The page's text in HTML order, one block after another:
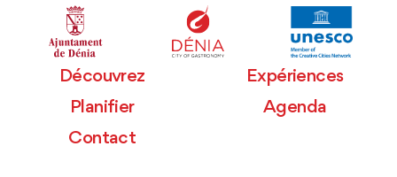
Découvrez
Expériences
Planifier
Agenda
Contact